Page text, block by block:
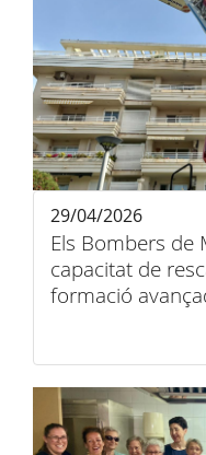
Els Bombers de
capacitat de
formació
29/04/2026